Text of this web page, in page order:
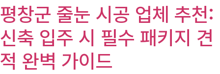
평창군 줄눈 시공 업체 추천:
신축 입주 시 필수 패키지 견
적 완벽 가이드